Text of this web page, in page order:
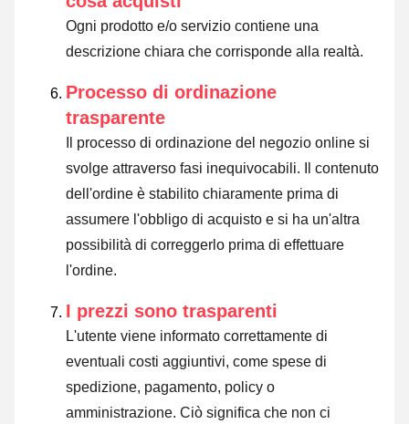
Ogni prodotto e/o servizio contiene una
descrizione chiara che corrisponde alla realtà.
Processo di ordinazione
trasparente
Il processo di ordinazione del negozio online si
svolge attraverso fasi inequivocabili. Il contenuto
dell'ordine è stabilito chiaramente prima di
assumere l'obbligo di acquisto e si ha un'altra
possibilità di correggerlo prima di effettuare
l'ordine.
I prezzi sono trasparenti
L'utente viene informato correttamente di
eventuali costi aggiuntivi, come spese di
spedizione, pagamento, policy o
amministrazione. Ciò significa che non ci